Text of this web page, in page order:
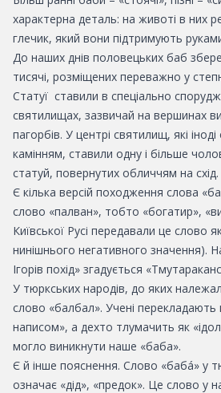
характерна деталь: на животі в них
глечик, який вони підтримують
До наших днів половецьких баб
тисячі, розміщених переважно у
Статуї ставили в спеціально
святилищах, зазвичай на вершинах
пагорбів. У центрі святилищ, які
камінням, ставили одну і більше
статуй, повернутих обличчям на схід.
Є кілька версій походження слова
слово «палван», тобто «богатир»,
Київської Русі передавали це слово
нинішнього негативного значення).
Ігорів похід» згадується
У тюркських народів, до яких
слово «балбал». Учені перекладають
написом», а дехто тлумачить як
могло виникнути наше «баба».
Є й інше пояснення. Слово «бабá» у
означає «дід», «предок». Це слово у